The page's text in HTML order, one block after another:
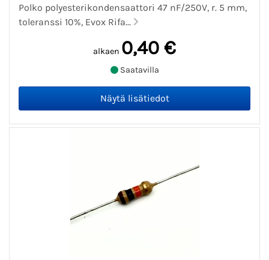
Polko polyesterikondensaattori 47 nF/250V, r. 5 mm,
toleranssi 10%, Evox Rifa...
alkaen 0,40 €
Saatavilla